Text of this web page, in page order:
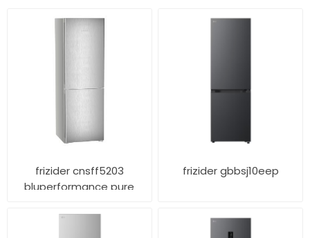
frizider cnsff5203
bluperformance pure
frizider gbbsj10eep